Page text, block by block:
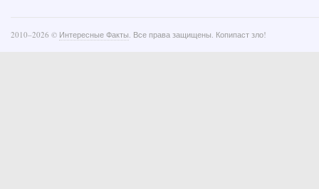
2010–2026 © Интересные Факты. Все права защищены. Копипаст зло!